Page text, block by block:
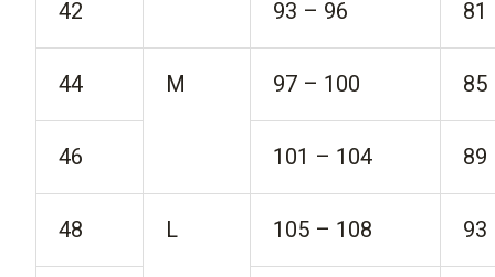
42 93 – 96 81
44 M 97 – 100 85
46 101 – 104 89
48 L 105 – 108 93